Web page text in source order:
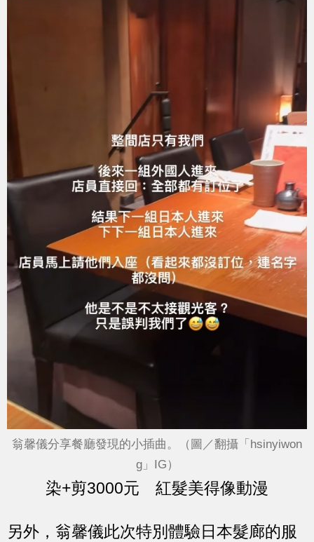
翁馨儀分享餐廳發現的小插曲。（圖／翻攝「hsinyiwon
g」IG）
染+剪3000元 紅髮美得像動漫
另外，翁馨儀此次特別體驗日本髮廊的服